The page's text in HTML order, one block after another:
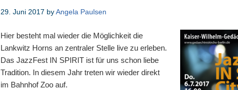
29. Juni 2017 byAngela Paulsen
Hier besteht mal wieder die Möglichkeit die
Lankwitz Horns an zentraler Stelle live zu erleben.
Das JazzFest IN SPIRIT ist für uns schon liebe
Tradition. In diesem Jahr treten wir wieder direkt
im Bahnhof Zoo auf.